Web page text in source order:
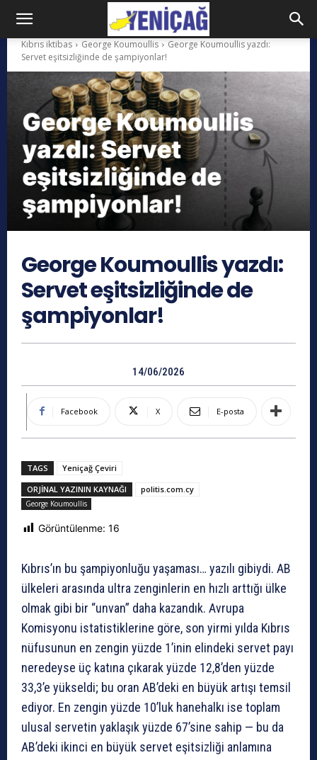
Kıbrıs iktibas George Koumoullis
George Koumoullis yazdı:
Servet eşitsizliğinde de şampiyonlar!
George Koumoullis yazdı:
Servet eşitsizliğinde de
şampiyonlar!
14/06/2026
Facebook X E-posta
TAGS
Yeniçağ Çeviri
ORJINAL YAZININ KAYNAĞI
politis.com.cy
George Koumoullis
Görüntülenme: 16
Kıbrıs’ın bu şampiyonluğu yaşaması… yazılı gibiydi. AB
ülkeleri arasında ultra zenginlerin en hızlı arttığı ülke
olmak gibi bir “unvan” daha kazandık. Avrupa
Komisyonu istatistiklerine göre, son yirmi yılda Kıbrıs
nüfusunun en zengin yüzde 1’inin elindeki servet payı
neredeyse üç katına çıkarak yüzde 12,8’den yüzde
33,3’e yükseldi; bu oran AB’deki en büyük artışı temsil
ediyor. En zengin yüzde 10’luk hanehalkı ise toplam
ulusal servetin yaklaşık yüzde 67’sine sahip — bu da
AB’deki ikinci en büyük servet eşitsizliği anlamına